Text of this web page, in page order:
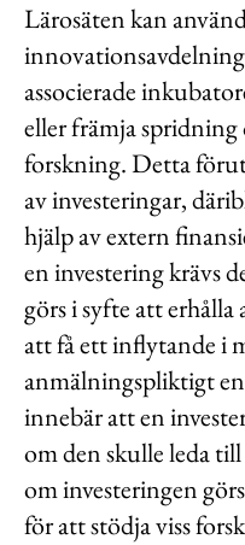
Lärosäten kan
associerade
eller främja
forskning. Detta
av investeringar,
hjälp av extern
en investering krävs
görs i syfte att
att få ett inflytande i
anmälningspliktigt
innebär att en
om den skulle leda
om investeringen
för att stödja viss